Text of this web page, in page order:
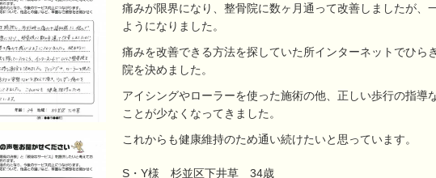
痛みが限界になり、整骨院に数ヶ月通って改善しましたが、
ようになりました。
痛みを改善できる方法を探していた所インターネットでひら
院を決めました。
アイシングやローラーを使った施術の他、正しい歩行の指導
ことが少なくなってきました。
これからも健康維持のため通い続けたいと思っています。
S・Y様 杉並区下井草 34歳